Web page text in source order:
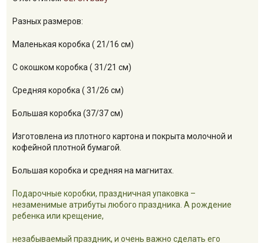
Разных размеров:
Маленькая коробка ( 21/16 см)
С окошком коробка ( 31/21 см)
Средняя коробка ( 31/26 см)
Большая коробка (37/37 см)
Изготовлена из плотного картона и покрыта молочной и
кофейной плотной бумагой.
Большая коробка и средняя на магнитах.
Подарочные коробки, праздничная упаковка –
незаменимые атрибуты любого праздника. А рождение
ребенка или крещение,
незабываемый праздник, и очень важно сделать его